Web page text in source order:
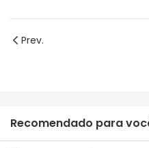
Prev.
Recomendado para